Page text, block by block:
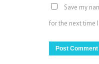
Save my
for the next time